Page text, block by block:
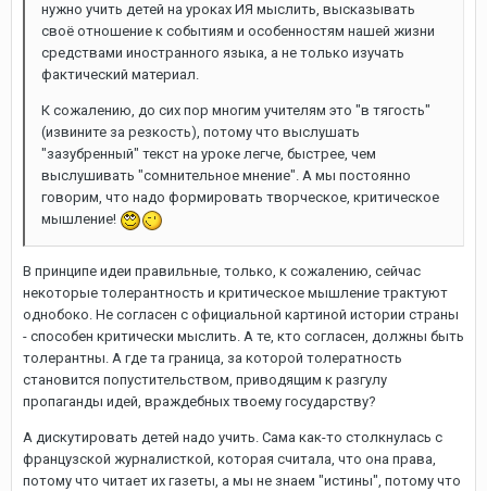
нужно учить детей на уроках ИЯ мыслить, высказывать
своё отношение к событиям и особенностям нашей жизни
средствами иностранного языка, а не только изучать
фактический материал.
К сожалению, до сих пор многим учителям это "в тягость"
(извините за резкость), потому что выслушать
"зазубренный" текст на уроке легче, быстрее, чем
выслушивать "сомнительное мнение". А мы постоянно
говорим, что надо формировать творческое, критическое
мышление!
В принципе идеи правильные, только, к сожалению, сейчас
некоторые толерантность и критическое мышление трактуют
однобоко. Не согласен с официальной картиной истории страны
- способен критически мыслить. А те, кто согласен, должны быть
толерантны. А где та граница, за которой толератность
становится попустительством, приводящим к разгулу
пропаганды идей, враждебных твоему государству?
А дискутировать детей надо учить. Сама как-то столкнулась с
французской журналисткой, которая считала, что она права,
потому что читает их газеты, а мы не знаем "истины", потому что